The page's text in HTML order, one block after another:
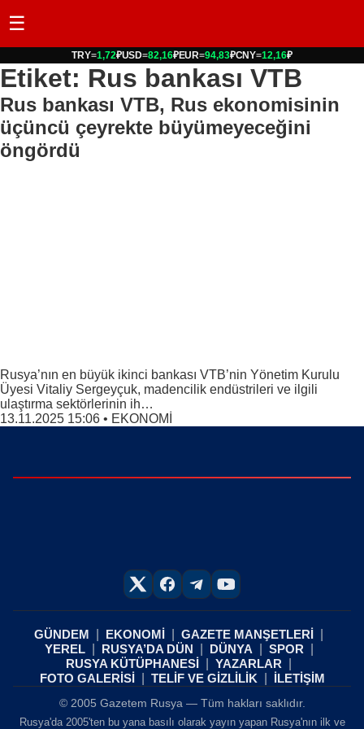
☰
TRY=1,72₽USD=82,16₽EUR=94,83₽CNY=12,16₽
Etiket: Rus bankası VTB
Rus bankası VTB, Rus ekonomisinin
üçüncü çeyrekte büyümeyeceğini
öngördü
Rusya’nın en büyük ikinci bankası VTB’nin Yönetim Kurulu
Üyesi Vitaliy Sergeyçuk, madencilik endüstrileri ve ilgili
ulaştırma sektörlerinin ih…
13.11.2025 15:06 • EKONOMİ
GÜNDEM EKONOMİ
GAZETE MANŞETLERİ
YEREL
RUSYA’DA DÜN DÜNYA
SPOR
RUSYA KÜTÜPHANESİ
YAZARLAR
FOTO GALERİSİ
TELİF VE GİZLİLİK İLETİŞİM
© 2005 Gazetem Rusya — Tüm hakları saklıdır.
Rusya'da 2005'ten bu yana basılı olarak yayın yapan Rusya'nın ilk ve